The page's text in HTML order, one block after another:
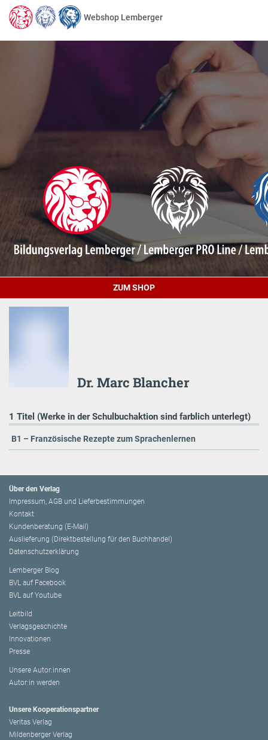
Webshop Lemberger
ZUM SHOP
Dr. Marc Blancher
1 Titel (Werke in der Schulbuchaktion sind farblich unterlegt)
B1 – Französische Rezepte zum Sprachenlernen
Über den Verlag
Impressum, AGB und Lieferbestimmungen
Kontakt
Kundenberatung (E-Mail)
Auslieferung (Direktbestellung für den Buchhandel)
Datenschutzerklärung
Lemberger Blog
BVL auf Facebook
BVL auf Youtube
Leitbild
Verlagsgeschichte
Innovationen
Presse
Unsere Autor:innen
Autor:in werden
Unsere Kooperationspartner
Veritas Verlag
Mildenberger Verlag